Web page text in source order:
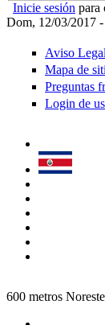
Inicie sesión para
Dom, 12/03/2017
Aviso Legal
Mapa de
Preguntas
Login de
600 metros